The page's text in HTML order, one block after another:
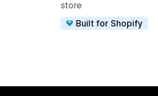
store
Built for Shopify